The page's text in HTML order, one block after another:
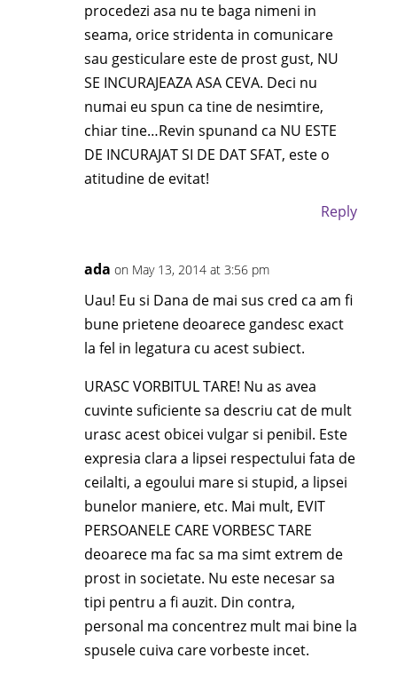
procedezi asa nu te baga nimeni in
seama, orice stridenta in comunicare
sau gesticulare este de prost gust, NU
SE INCURAJEAZA ASA CEVA. Deci nu
numai eu spun ca tine de nesimtire,
chiar tine…Revin spunand ca NU ESTE
DE INCURAJAT SI DE DAT SFAT, este o
atitudine de evitat!
Reply
ada on May 13, 2014 at 3:56 pm
Uau! Eu si Dana de mai sus cred ca am fi
bune prietene deoarece gandesc exact
la fel in legatura cu acest subiect.
URASC VORBITUL TARE! Nu as avea
cuvinte suficiente sa descriu cat de mult
urasc acest obicei vulgar si penibil. Este
expresia clara a lipsei respectului fata de
ceilalti, a egoului mare si stupid, a lipsei
bunelor maniere, etc. Mai mult, EVIT
PERSOANELE CARE VORBESC TARE
deoarece ma fac sa ma simt extrem de
prost in societate. Nu este necesar sa
tipi pentru a fi auzit. Din contra,
personal ma concentrez mult mai bine la
spusele cuiva care vorbeste incet.